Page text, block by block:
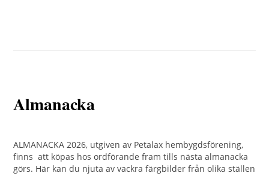
Almanacka
ALMANACKA 2026, utgiven av Petalax hembygdsförening,
finns att köpas hos ordförande fram tills nästa almanacka
görs. Här kan du njuta av vackra färgbilder från olika ställen